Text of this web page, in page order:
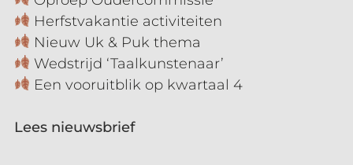
Herfstvakantie activiteiten
Nieuw Uk & Puk thema
Wedstrijd ‘Taalkunstenaar’
Een vooruitblik op kwartaal 4
Lees nieuwsbrief